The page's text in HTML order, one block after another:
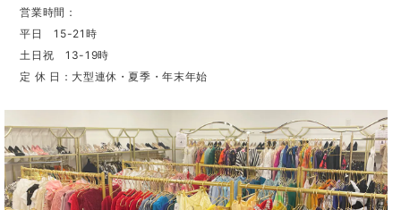
営業時間：
平日 15-21時
土日祝 13-19時
定 休 日：大型連休・夏季・年末年始